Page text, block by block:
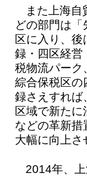
また上海
どの部門は
区に入り、後
録・四区経営
税物流パーク
綜合保税区の
録さえすれば
区域で新たに
などの革新措
大幅に向上さ
2014年、